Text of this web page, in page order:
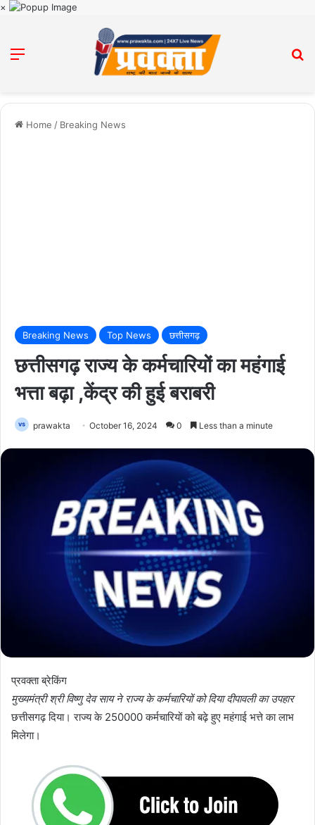
×
Menu
Home / Breaking News
Breaking News Top News छत्तीसगढ़
छत्तीसगढ़ राज्य के कर्मचारियों का महंगाई
भत्ता बढ़ा ,केंद्र की हुई बराबरी
prawakta October 16, 2024 0 Less than a minute
प्रवक्ता ब्रेकिंग
मुख्यमंत्री श्री विष्णु देव साय ने राज्य के कर्मचारियों को दिया दीपावली का उपहार
छत्तीसगढ़ दिया। राज्य के 250000 कर्मचारियों को बढ़े हुए महंगाई भत्ते का लाभ
मिलेगा।